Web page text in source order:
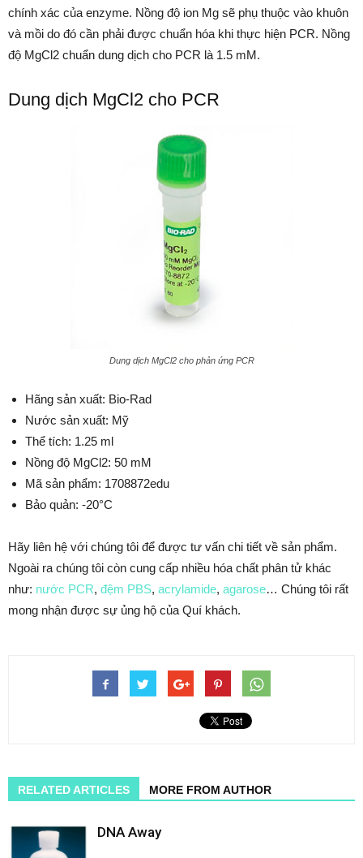
chính xác của enzyme. Nồng độ ion Mg sẽ phụ thuộc vào khuôn
và mồi do đó cần phải được chuẩn hóa khi thực hiện PCR. Nồng
độ MgCl2 chuẩn dung dịch cho PCR là 1.5 mM.
Dung dịch MgCl2 cho PCR
Dung dịch MgCl2 cho phản ứng PCR
Hãng sản xuất: Bio-Rad
Nước sản xuất: Mỹ
Thể tích: 1.25 ml
Nồng độ MgCl2: 50 mM
Mã sản phẩm: 1708872edu
Bảo quản: -20°C
Hãy liên hệ với chúng tôi để được tư vấn chi tiết về sản phẩm.
Ngoài ra chúng tôi còn cung cấp nhiều hóa chất phân tử khác
như: nước PCR, đệm PBS, acrylamide, agarose… Chúng tôi rất
mong nhận được sự ủng hộ của Quí khách.
RELATED ARTICLES MORE FROM AUTHOR
DNA Away